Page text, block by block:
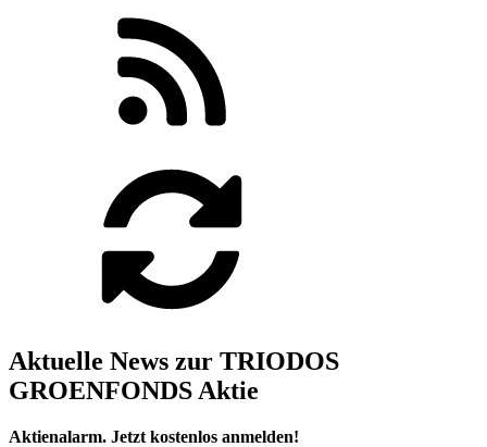
Aktuelle News zur TRIODOS
GROENFONDS Aktie
Aktienalarm. Jetzt kostenlos anmelden!